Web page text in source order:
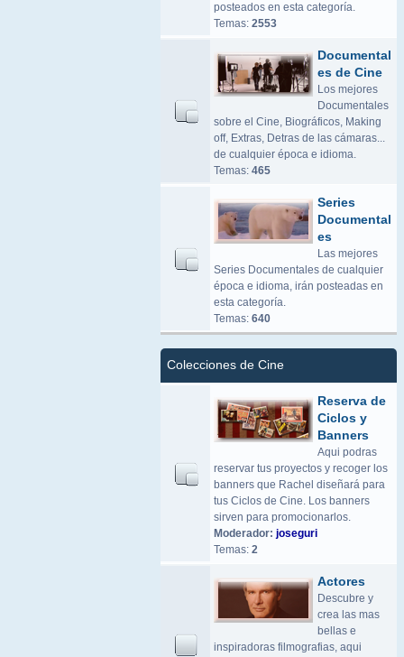
posteados en esta categoría.
Temas: 2553
Documental
es de Cine
Los mejores
Documentales
sobre el Cine, Biográficos, Making
off, Extras, Detras de las cámaras...
de cualquier época e idioma.
Temas: 465
Series
Documental
es
Las mejores
Series Documentales de cualquier
época e idioma, irán posteadas en
esta categoría.
Temas: 640
Colecciones de Cine
Reserva de
Ciclos y
Banners
Aqui podras
reservar tus proyectos y recoger los
banners que Rachel diseñará para
tus Ciclos de Cine. Los banners
sirven para promocionarlos.
Moderador: joseguri
Temas: 2
Actores
Descubre y
crea las mas
bellas e
inspiradoras filmografias, aqui